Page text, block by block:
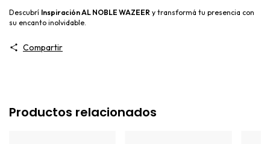
Descubrí Inspiración AL NOBLE WAZEER y transformá tu presencia con
su encanto inolvidable.
Compartir
Productos relacionados